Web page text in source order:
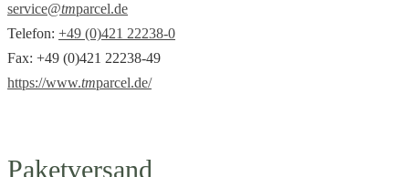
service@tmparcel.de
Telefon: +49 (0)421 22238-0
Fax: +49 (0)421 22238-49
https://www.tmparcel.de/
Paketversand